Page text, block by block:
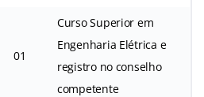
01
Curso Superior em
Engenharia Elétrica e
registro no conselho
competente